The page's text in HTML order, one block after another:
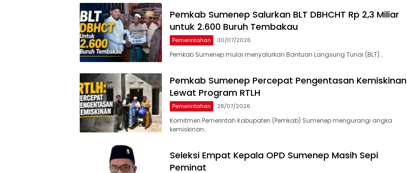
Pemkab Sumenep Salurkan BLT DBHCHT Rp 2,3 Miliar
untuk 2.600 Buruh Tembakau
Pemerintahan 30/07/2026
Pemkab Sumenep mulai menyalurkan Bantuan Langsung Tunai (BLT)…
Pemkab Sumenep Percepat Pengentasan Kemiskinan
Lewat Program RTLH
Pemerintahan 28/07/2026
Komitmen Pemerintah Kabupaten (Pemkab) Sumenep mengurangi angka
kemiskinan…
Seleksi Empat Kepala OPD Sumenep Masih Sepi
Peminat